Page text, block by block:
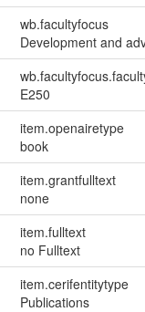
wb.facultyfocus
Development and
E250
item.openairetype
book
item.grantfulltext
none
item.fulltext
no Fulltext
item.cerifentitytype
Publications